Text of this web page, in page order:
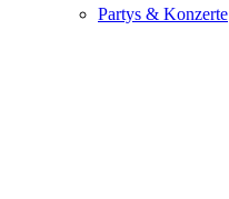
Partys & Konzerte